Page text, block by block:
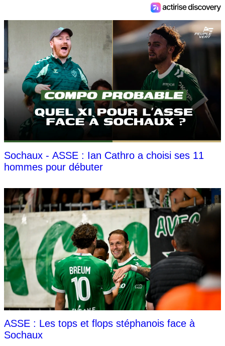
Sochaux - ASSE : Ian Cathro a choisi ses 11
hommes pour débuter
ASSE : Les tops et flops stéphanois face à
Sochaux